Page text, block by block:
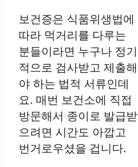
보건증은 식품위생법에
따라 먹거리를 다루는
분들이라면 누구나 정기
적으로 검사받고 제출해
야 하는 법적 서류인데
요. 매번 보건소에 직접
방문해서 종이로 발급받
으려면 시간도 아깝고
번거로우셨을 겁니다.